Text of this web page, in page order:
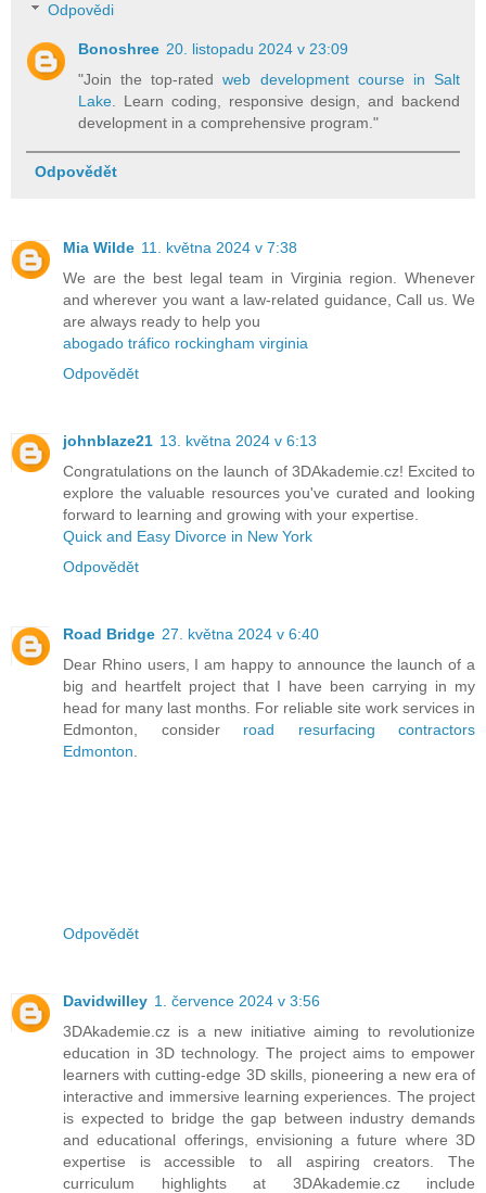
Odpovědi
Bonoshree 20. listopadu 2024 v 23:09
"Join the top-ratedweb development course in Salt
Lake . Learn coding, responsive design, and backend
development in a comprehensive program."
Odpovědět
Mia Wilde 11. května 2024 v 7:38
We are the best legal team in Virginia region. Whenever
and wherever you want a law-related guidance, Call us. We
are always ready to help you
abogado tráfico rockingham virginia
Odpovědět
johnblaze21 13. května 2024 v 6:13
Congratulations on the launch of 3DAkademie.cz! Excited to
explore the valuable resources you've curated and looking
forward to learning and growing with your expertise.
Quick and Easy Divorce in New York
Odpovědět
Road Bridge 27. května 2024 v 6:40
Dear Rhino users, I am happy to announce the launch of a
big and heartfelt project that I have been carrying in my
head for many last months. For reliable site work services in
Edmonton, consider road resurfacing contractors
Edmonton.
Odpovědět
Davidwilley 1. července 2024 v 3:56
3DAkademie.cz is a new initiative aiming to revolutionize
education in 3D technology. The project aims to empower
learners with cutting-edge 3D skills, pioneering a new era of
interactive and immersive learning experiences. The project
is expected to bridge the gap between industry demands
and educational offerings, envisioning a future where 3D
expertise is accessible to all aspiring creators. The
curriculum highlights at 3DAkademie.cz include